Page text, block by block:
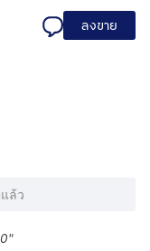
ลงขาย
ล้ว
"